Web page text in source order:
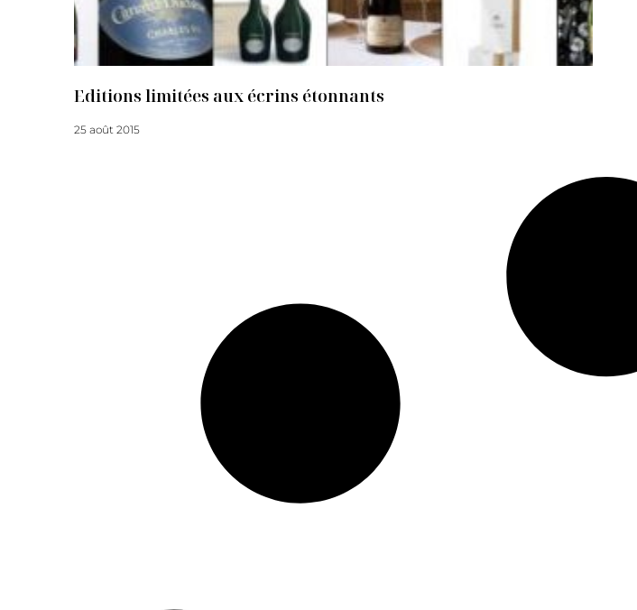
Editions limitées aux écrins étonnants
25 août 2015